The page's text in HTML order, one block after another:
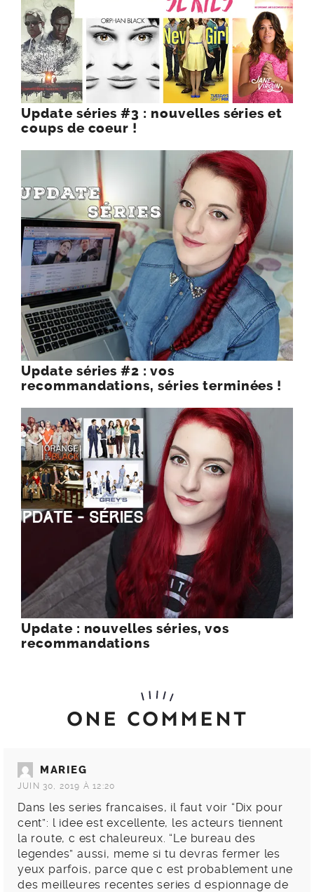
Update séries #3 : nouvelles séries et
coups de coeur !
Update séries #2 : vos
recommandations, séries terminées !
Update : nouvelles séries, vos
recommandations
ONE COMMENT
MARIEG
JUIN 30, 2019 À 12:20
Dans les series francaises, il faut voir “Dix pour
cent”: l idee est excellente, les acteurs tiennent
la route, c est chaleureux. “Le bureau des
legendes” aussi, meme si tu devras fermer les
yeux parfois, parce que c est probablement une
des meilleures recentes series d espionnage de